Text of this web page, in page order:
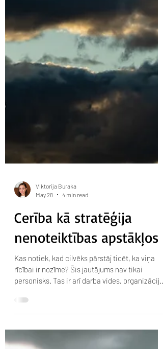
Viktorija Buraka
May 28
4 min read
Cerība kā stratēģija
nenoteiktības apstākļos
Kas notiek, kad cilvēks pārstāj ticēt, ka viņa
rīcībai ir nozīme? Šis jautājums nav tikai